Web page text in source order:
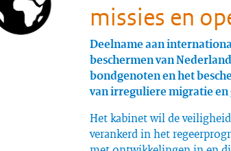
missies en
Deelname aan
beschermen van
bondgenoten en het
van irreguliere migratie
Het kabinet wil de
verankerd in het